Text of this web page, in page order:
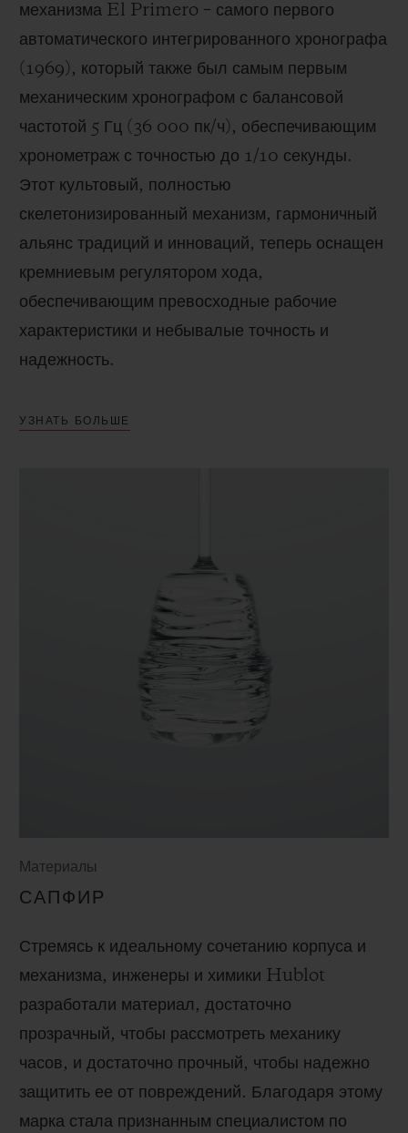
механизма El Primero – самого первого
автоматического интегрированного хронографа
(1969), который также был самым первым
механическим хронографом с балансовой
частотой 5 Гц ( 36 000 пк/ч ), обеспечивающим
хронометраж с точностью до 1/10 секунды.
Этот культовый, полностью
скелетонизированный механизм, гармоничный
альянс традиций и инноваций, теперь оснащен
кремниевым регулятором хода,
обеспечивающим превосходные рабочие
характеристики и небывалые точность и
надежность.
УЗНАТЬ БОЛЬШЕ
Материалы
САПФИР
Стремясь к идеальному сочетанию корпуса и
механизма, инженеры и химики Hublot
разработали материал, достаточно
прозрачный, чтобы рассмотреть механику
часов, и достаточно прочный, чтобы надежно
защитить ее от повреждений. Благодаря этому
марка стала признанным специалистом по